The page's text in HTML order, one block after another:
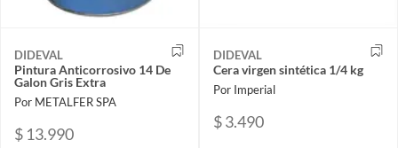
DIDEVAL
Pintura Anticorrosivo 14 De
Galon Gris Extra
Por METALFER SPA
$ 13.990
DIDEVAL
Cera virgen sintética 1/4 kg
Por Imperial
$ 3.490